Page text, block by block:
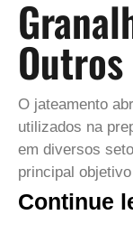
O jateamento
utilizados na
em diversos
principal
Continue